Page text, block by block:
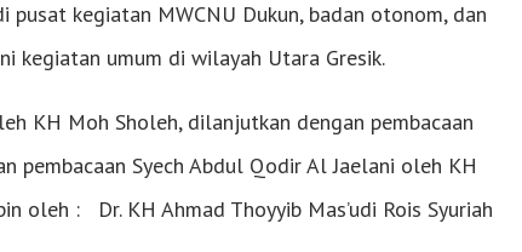
kegiatan MWCNU Dukun, badan otonom, dan
kegiatan umum di wilayah Utara Gresik.
KH Moh Sholeh, dilanjutkan dengan pembacaan
pembacaan Syech Abdul Qodir Al Jaelani oleh KH
oleh : Dr. KH Ahmad Thoyyib Mas’udi Rois Syuriah